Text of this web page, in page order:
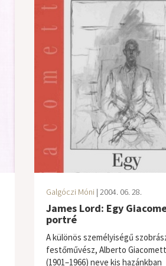
Galgóczi Móni | 2004. 06. 28.
James Lord: Egy
portré
A különös személyiségű
festőművész, Alberto
(1901–1966) neve kis hazánkban